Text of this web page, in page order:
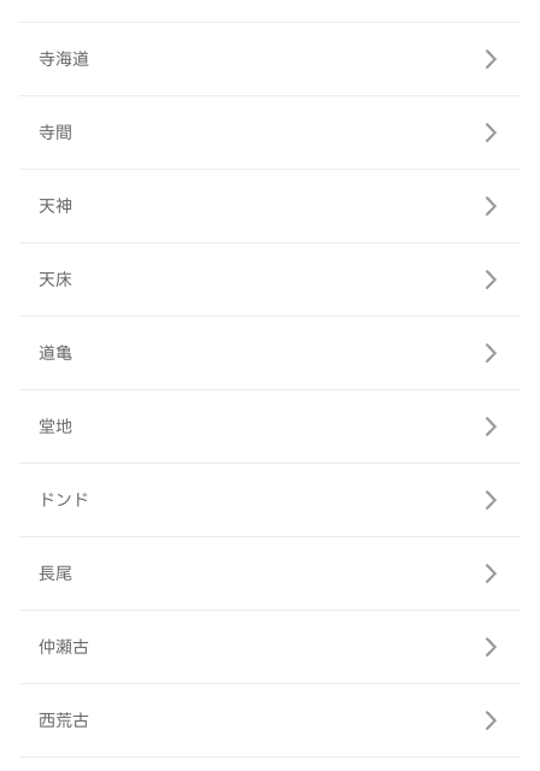
寺海道
寺間
天神
天床
道亀
堂地
ドンド
長尾
仲瀬古
西荒古